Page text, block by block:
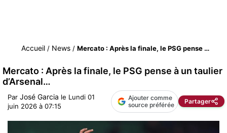
Accueil / News / Mercato : Après la finale, le PSG pense à un taulier d’Arsenal…
Mercato : Après la finale, le PSG pense à un taulier
d’Arsenal…
Par José Garcia le Lundi 01
juin 2026 à 07:15
Ajouter comme
source préférée
Partager